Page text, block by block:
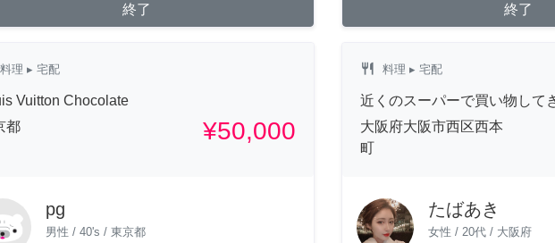
終了 終了
料理 ▸ 宅配
Vuitton Chocolate
都
¥50,000
pg
男性 / 40's / 東京都
restaurant 料理 ▸ 宅配
近くのスーパーで買い物して
大阪府大阪市西区西本
町
たばあき
女性 / 20代/ 大阪府